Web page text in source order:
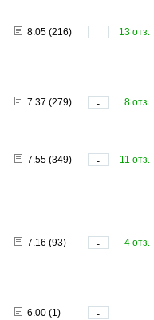
8.05 (216)
-
13 отз.
7.37 (279) -
8 отз.
7.55 (349) -
11 отз.
7.16 (93) -
4 отз.
6.00 (1)
-